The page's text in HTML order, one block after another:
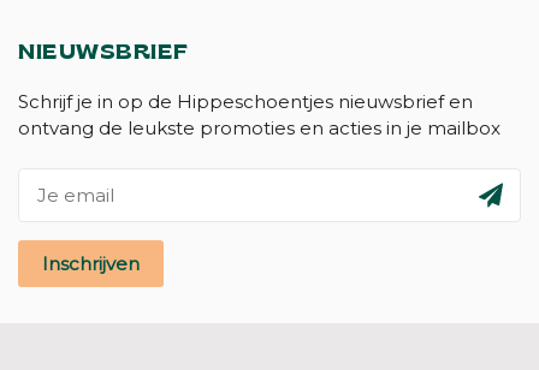
NIEUWSBRIEF
Schrijf je in op de Hippeschoentjes nieuwsbrief en
ontvang de leukste promoties en acties in je mailbox
Inschrijven